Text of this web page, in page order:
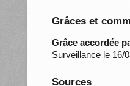
Grâces et
Grâce accordée
Surveillance le 16/
Sources